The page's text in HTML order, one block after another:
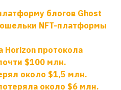
блогов Ghost
NFT-платформы
Horizon протокола
$100 млн.
около $1,5 млн.
около $6 млн.